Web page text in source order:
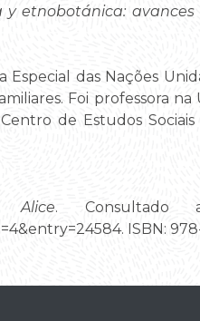
y etnobotánica:
das Nações
Foi professora
de Estudos
Alice. Consultado
ISBN: